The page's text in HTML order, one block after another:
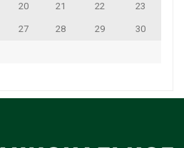
20 21 22 23
27 28 29 30